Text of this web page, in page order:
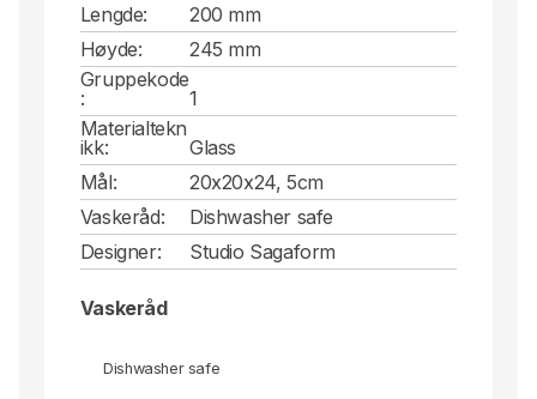
Lengde:
200 mm
Høyde:
245 mm
Gruppekode
:
1
Materialtekn
ikk:
Glass
Mål:
20x20x24, 5cm
Vaskeråd:
Dishwasher safe
Designer:
Studio Sagaform
Vaskeråd
Dishwasher safe